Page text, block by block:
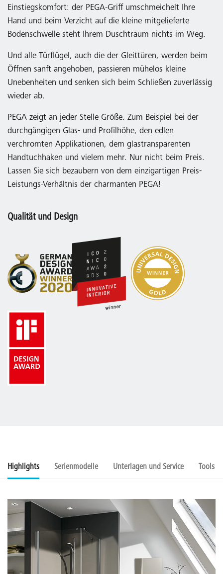
Einstiegskomfort: der PEGA-Griff umschmeichelt Ihre
Hand und beim Verzicht auf die kleine mitgelieferte
Bodenschwelle steht Ihrem Duschtraum nichts im Weg.
Und alle Türflügel, auch die der Gleittüren, werden beim
Öffnen sanft angehoben, passieren mühelos kleine
Unebenheiten und senken sich beim Schließen zuverlässig
wieder ab.
PEGA zeigt an jeder Stelle Größe. Zum Beispiel bei der
durchgängigen Glas- und Profilhöhe, den edlen
verchromten Applikationen, dem glastransparenten
Handtuchhaken und vielem mehr. Nur nicht beim Preis.
Lassen Sie sich bezaubern von dem einzigartigen Preis-
Leistungs-Verhältnis der charmanten PEGA!
Qualität und Design
Highlights Serienmodelle Unterlagen und Service Tools